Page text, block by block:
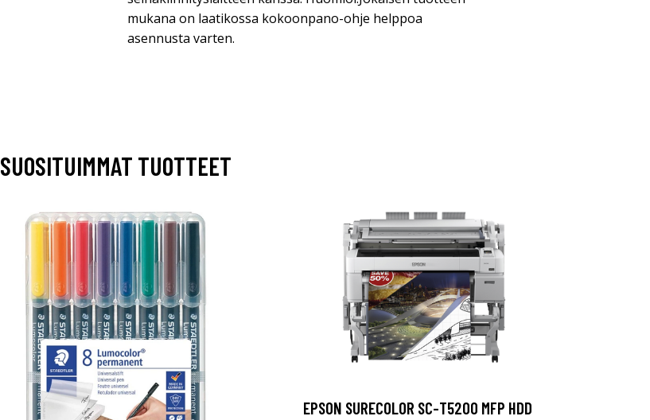
mukana on laatikossa kokoonpano-ohje helppoa
asennusta varten.
SUOSITUIMMAT TUOTTEET
EPSON SURECOLOR SC-T5200 MFP HDD